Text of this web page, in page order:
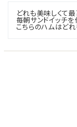
どれも美味しくて最
毎朝サンドイッチ
こちらのハムはど